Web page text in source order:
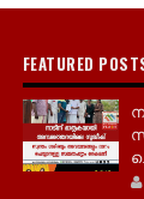
FEATURED